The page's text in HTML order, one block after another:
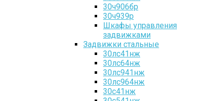
30ч906бр
30ч939р
Шкафы управления
задвижками
Задвижки стальные
30лс41нж
30лс64нж
30лс941нж
30лс964нж
30с41нж